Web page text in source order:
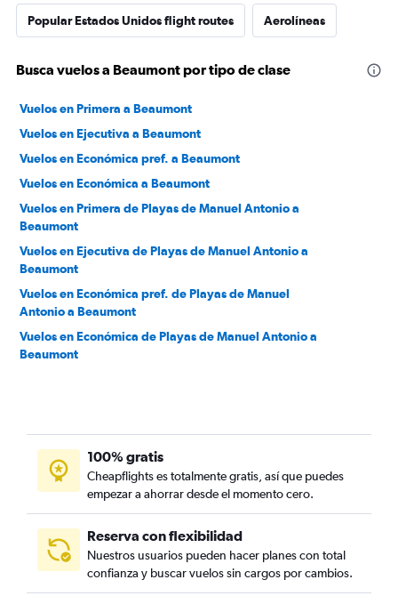
Popular Estados Unidos flight routes Aerolíneas
Busca vuelos a Beaumont por tipo de clase
Vuelos en Primera a Beaumont
Vuelos en Ejecutiva a Beaumont
Vuelos en Económica pref. a Beaumont
Vuelos en Económica a Beaumont
Vuelos en Primera de Playas de Manuel Antonio a
Beaumont
Vuelos en Ejecutiva de Playas de Manuel Antonio a
Beaumont
Vuelos en Económica pref. de Playas de Manuel
Antonio a Beaumont
Vuelos en Económica de Playas de Manuel Antonio a
Beaumont
100% gratis
Cheapflights es totalmente gratis, así que puedes
empezar a ahorrar desde el momento cero.
Reserva con flexibilidad
Nuestros usuarios pueden hacer planes con total
confianza y buscar vuelos sin cargos por cambios.